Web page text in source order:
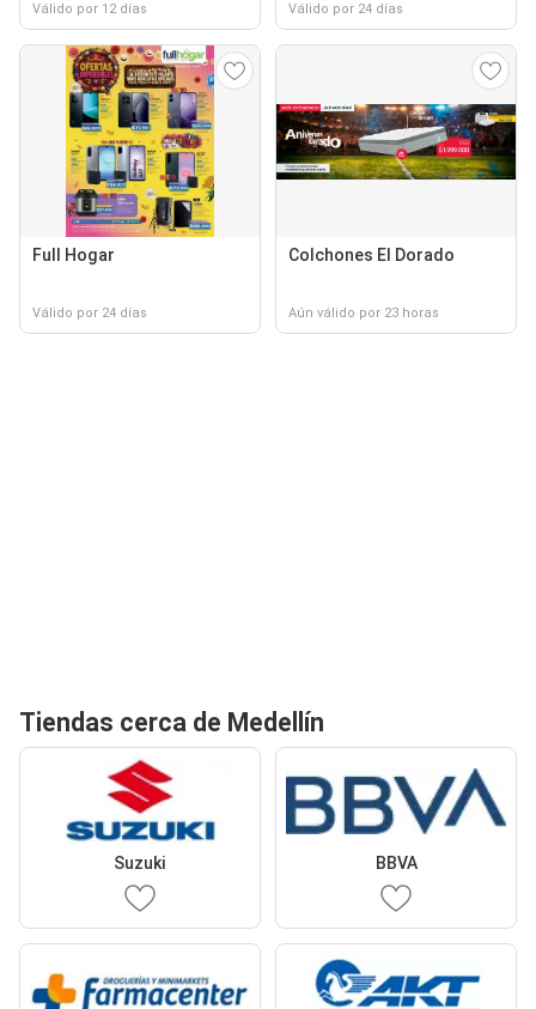
Válido por 12 días Válido por 24 días
Full Hogar
Válido por 24 días
Colchones El Dorado
Aún válido por 23 horas
Tiendas cerca de Medellín
Suzuki BBVA